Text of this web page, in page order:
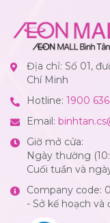
Địa chỉ: Số 01,
Chí Minh
Hotline: 1900
Email:
Giờ mở cửa:
Ngày thường
Cuối tuần và
Company code:
- Sở kế hoạch và